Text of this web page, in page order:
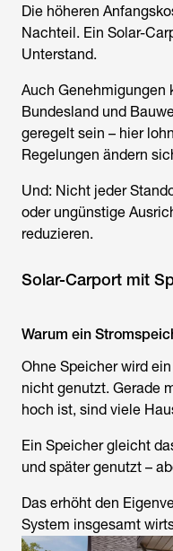
Die höheren
Nachteil. Ein Solar-
Unterstand.
Auch Genehmigungen
Bundesland und
geregelt sein – hier
Regelungen ändern
Und: Nicht jeder
oder ungünstige
reduzieren.
Solar-Carport mit
Warum ein
Ohne Speicher wird
nicht genutzt. Gerade
hoch ist, sind viele
Ein Speicher gleicht
und später genutzt –
Das erhöht den
System insgesamt